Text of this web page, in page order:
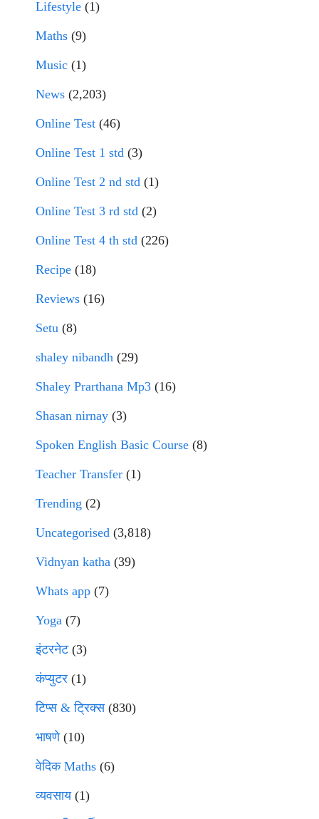
Lifestyle (1)
Maths (9)
Music (1)
News (2,203)
Online Test (46)
Online Test 1 std (3)
Online Test 2 nd std (1)
Online Test 3 rd std (2)
Online Test 4 th std (226)
Recipe (18)
Reviews (16)
Setu (8)
shaley nibandh (29)
Shaley Prarthana Mp3 (16)
Shasan nirnay (3)
Spoken English Basic Course (8)
Teacher Transfer (1)
Trending (2)
Uncategorised (3,818)
Vidnyan katha (39)
Whats app (7)
Yoga (7)
इंटरनेट(3)
कंप्युटर (1)
टिप्स & ट्रिक्स(830)
भाषणे(10)
वेदिक Maths (6)
व्यवसाय(1)